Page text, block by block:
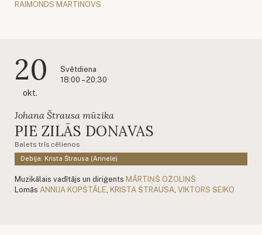
RAIMONDS MARTINOVS
20
okt.
Svētdiena
18:00 – 20:30
Johana Štrausa mūzika
PIE ZILĀS DONAVAS
Balets trīs cēlienos
Debija: Krista Štrausa (Annele)
Muzikālais vadītājs un diriģents MĀRTIŅŠ OZOLIŅŠ
Lomās ANNIJA KOPŠTĀLE KRISTA ŠTRAUSA VIKTORS SEIKO